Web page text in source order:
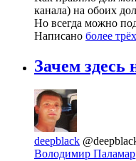
канала) на обоих
Но всегда можно
Написано более
Зачем здесь
deepblack
Володимир Паламар